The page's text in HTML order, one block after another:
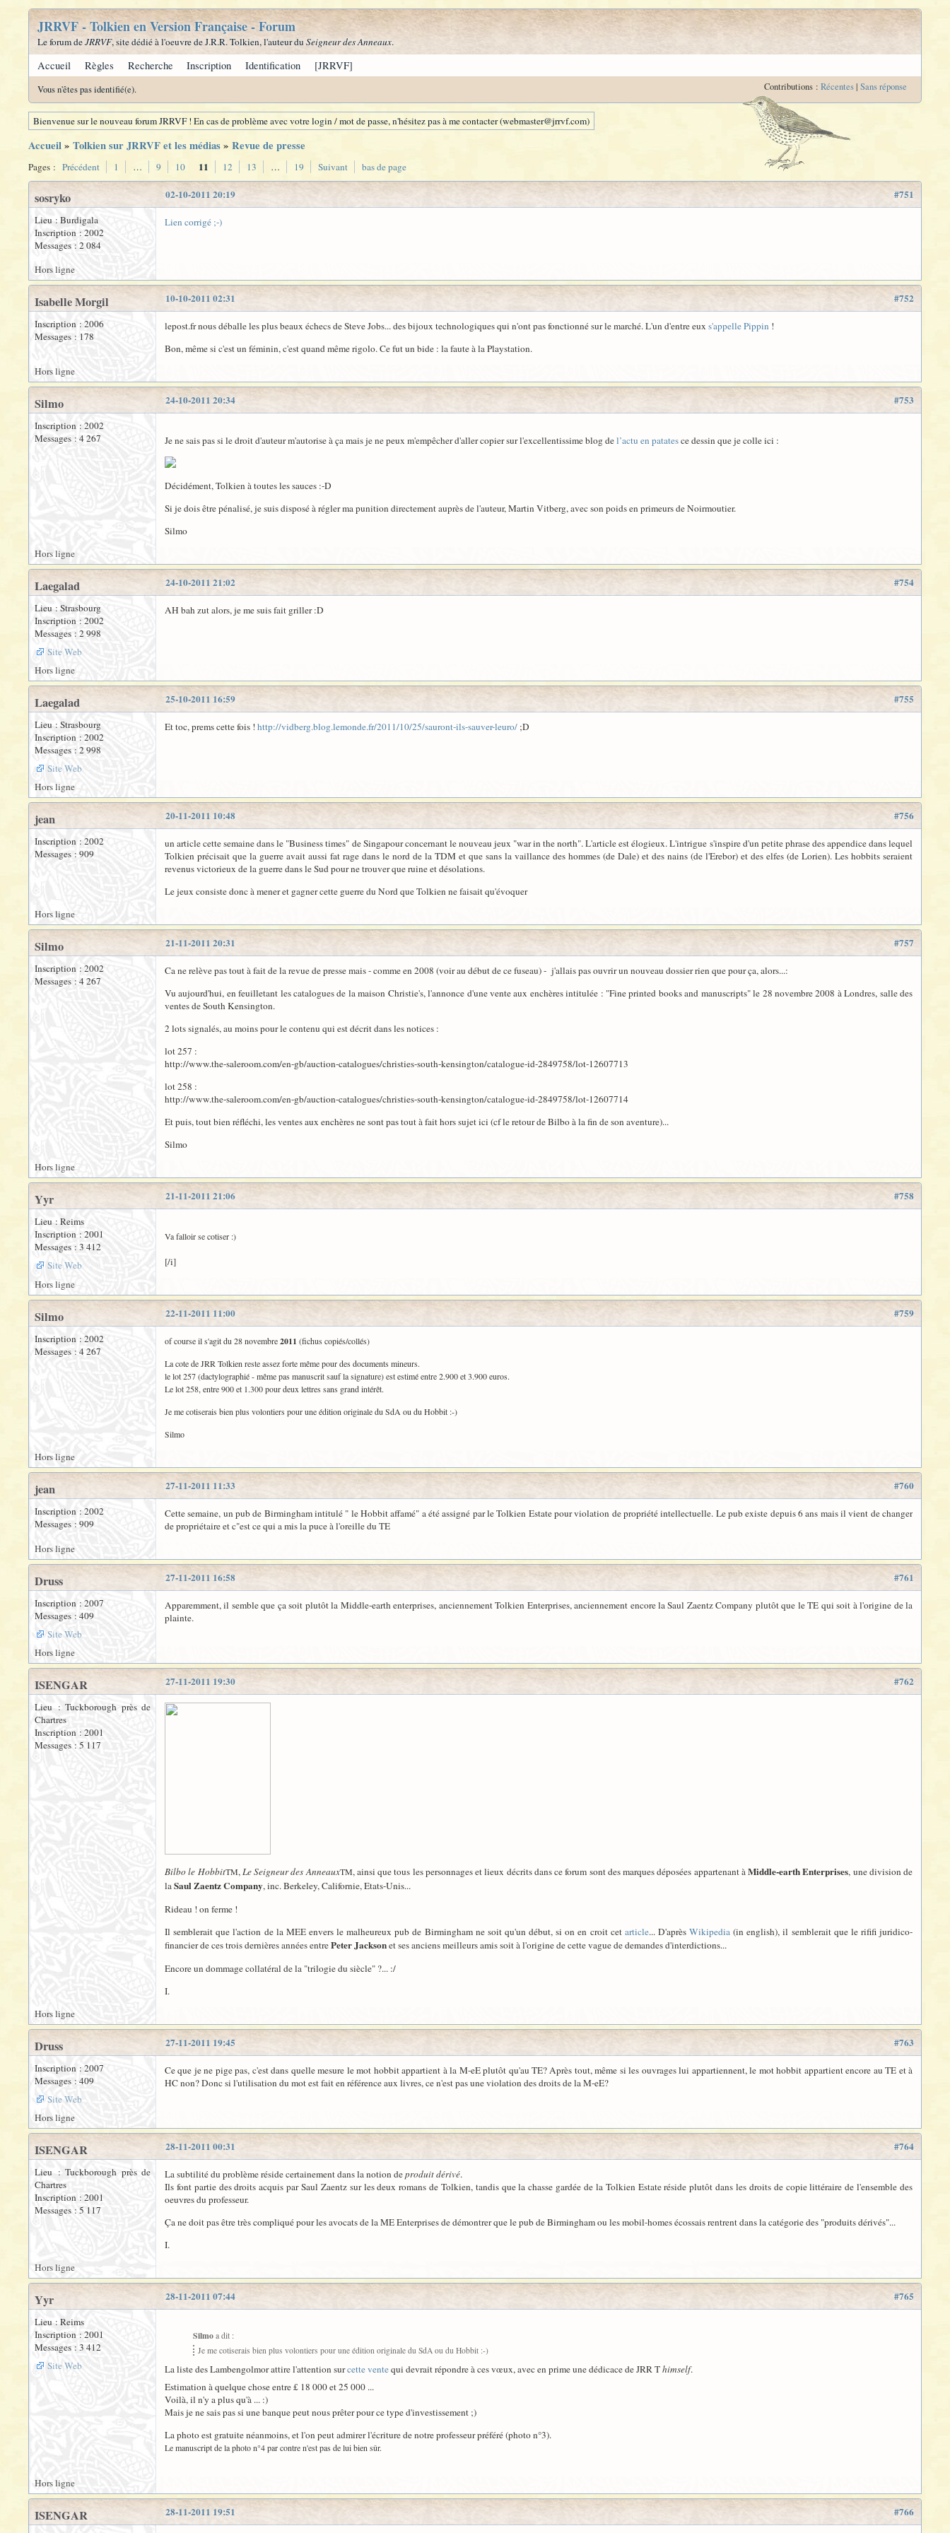
JRRVF - Tolkien en Version Française - Forum
Le forum deJRRVF, site dédié à l'oeuvre de J.R.R. Tolkien, l'auteur du Seigneur des Anneaux.
Accueil Règles Recherche Inscription Identification [JRRVF]
Vous n'êtes pas identifié(e). Contributions : Récentes| Sans réponse
Bienvenue sur le nouveau forum JRRVF ! En cas de problème avec votre login / mot de passe, n'hésitez pas à me contacter (webmaster@jrrvf.com)
Accueil» Tolkien sur JRRVF et les médias» Revue de presse
Pages : Précédent 1 … 9 10 11 12 13 … 19 Suivant bas de page
#751
02-10-2011 20:19
sosryko
Lieu : Burdigala
Inscription : 2002
Messages : 2 084
Lien corrigé ;-)
Hors ligne
#752
10-10-2011 02:31
Isabelle Morgil
Inscription : 2006
Messages : 178
lepost.fr nous déballe les plus beaux échecs de Steve Jobs... des bijoux technologiques qui n'ont pas fonctionné sur le marché. L'un d'entre eux s'appelle Pippin !
Bon, même si c'est un féminin, c'est quand même rigolo. Ce fut un bide : la faute à la Playstation.
Hors ligne
#753
24-10-2011 20:34
Silmo
Inscription : 2002
Messages : 4 267
Je ne sais pas si le droit d'auteur m'autorise à ça mais je ne peux m'empêcher d'aller copier sur l'excellentissime blog del’actu en patatesce dessin que je colle ici :
Décidément, Tolkien à toutes les sauces :-D
Si je dois être pénalisé, je suis disposé à régler ma punition directement auprès de l'auteur, Martin Vitberg, avec son poids en primeurs de Noirmoutier.
Silmo
Hors ligne
#754
24-10-2011 21:02
Laegalad
Lieu : Strasbourg
Inscription : 2002
Messages : 2 998
Site Web
AH bah zut alors, je me suis fait griller :D
Hors ligne
#755
25-10-2011 16:59
Laegalad
Lieu : Strasbourg
Inscription : 2002
Messages : 2 998
Site Web
Et toc, prems cette fois ! http://vidberg.blog.lemonde.fr/2011/10/25/sauront-ils-sauver-leuro/ ;D
Hors ligne
#756
20-11-2011 10:48
jean
Inscription : 2002
Messages : 909
un article cette semaine dans le "Business times" de Singapour concernant le nouveau jeux "war in the north". L'article est élogieux. L'intrigue s'inspire d'un petite phrase des appendice dans lequel
Tolkien précisait que la guerre avait aussi fat rage dans le nord de la TDM et que sans la vaillance des hommes (de Dale) et des nains (de l'Erebor) et des elfes (de Lorien). Les hobbits seraient
revenus victorieux de la guerre dans le Sud pour ne trouver que ruine et désolations.
Le jeux consiste donc à mener et gagner cette guerre du Nord que Tolkien ne faisait qu'évoquer
Hors ligne
#757
21-11-2011 20:31
Silmo
Inscription : 2002
Messages : 4 267
Ca ne relève pas tout à fait de la revue de presse mais - comme en 2008 (voir au début de ce fuseau) - j'allais pas ouvrir un nouveau dossier rien que pour ça, alors...:
Vu aujourd'hui, en feuilletant les catalogues de la maison Christie's, l'annonce d'une vente aux enchères intitulée : "Fine printed books and manuscripts" le 28 novembre 2008 à Londres, salle des
ventes de South Kensington.
2 lots signalés, au moins pour le contenu qui est décrit dans les notices :
lot 257 :
http://www.the-saleroom.com/en-gb/auction-catalogues/christies-south-kensington/catalogue-id-2849758/lot-12607713
lot 258 :
http://www.the-saleroom.com/en-gb/auction-catalogues/christies-south-kensington/catalogue-id-2849758/lot-12607714
Et puis, tout bien réfléchi, les ventes aux enchères ne sont pas tout à fait hors sujet ici (cf le retour de Bilbo à la fin de son aventure)...
Silmo
Hors ligne
#758
21-11-2011 21:06
Yyr
Lieu : Reims
Inscription : 2001
Messages : 3 412
Site Web
Va falloir se cotiser :)
[/i]
Hors ligne
#759
22-11-2011 11:00
Silmo
Inscription : 2002
Messages : 4 267
of course il s'agit du 28 novembre2011 (fichus copiés/collés)
La cote de JRR Tolkien reste assez forte même pour des documents mineurs.
le lot 257 (dactylographié - même pas manuscrit sauf la signature) est estimé entre 2.900 et 3.900 euros.
Le lot 258, entre 900 et 1.300 pour deux lettres sans grand intérêt.
Je me cotiserais bien plus volontiers pour une édition originale du SdA ou du Hobbit :-)
Silmo
Hors ligne
#760
27-11-2011 11:33
jean
Inscription : 2002
Messages : 909
Cette semaine, un pub de Birmingham intitulé " le Hobbit affamé" a été assigné par le Tolkien Estate pour violation de propriété intellectuelle. Le pub existe depuis 6 ans mais il vient de changer
de propriétaire et c"est ce qui a mis la puce à l'oreille du TE
Hors ligne
#761
27-11-2011 16:58
Druss
Inscription : 2007
Messages : 409
Site Web
Apparemment, il semble que ça soit plutôt la Middle-earth enterprises, anciennement Tolkien Enterprises, anciennement encore la Saul Zaentz Company plutôt que le TE qui soit à l'origine de la
plainte.
Hors ligne
#762
27-11-2011 19:30
ISENGAR
Lieu : Tuckborough près de
Chartres
Inscription : 2001
Messages : 5 117
Bilbo le HobbitTM,Le Seigneur des AnneauxTM, ainsi que tous les personnages et lieux décrits dans ce forum sont des marques déposées appartenant àMiddle-earth Enterprises, une division de
laSaul Zaentz Company, inc. Berkeley, Californie, Etats-Unis...
Rideau ! on ferme !
Il semblerait que l'action de la MEE envers le malheureux pub de Birmingham ne soit qu'un début, si on en croit cet article... D'après Wikipedia (in english), il semblerait que le rififi juridico-
financier de ces trois dernières années entrePeter Jacksonet ses anciens meilleurs amis soit à l'origine de cette vague de demandes d'interdictions...
Encore un dommage collatéral de la "trilogie du siècle" ?... :/
I.
Hors ligne
#763
27-11-2011 19:45
Druss
Inscription : 2007
Messages : 409
Site Web
Ce que je ne pige pas, c'est dans quelle mesure le mot hobbit appartient à la M-eE plutôt qu'au TE? Après tout, même si les ouvrages lui appartiennent, le mot hobbit appartient encore au TE et à
HC non? Donc si l'utilisation du mot est fait en référence aux livres, ce n'est pas une violation des droits de la M-eE?
Hors ligne
#764
28-11-2011 00:31
ISENGAR
Lieu : Tuckborough près de
Chartres
Inscription : 2001
Messages : 5 117
La subtilité du problème réside certainement dans la notion deproduit dérivé.
Ils font partie des droits acquis par Saul Zaentz sur les deux romans de Tolkien, tandis que la chasse gardée de la Tolkien Estate réside plutôt dans les droits de copie littéraire de l'ensemble des
oeuvres du professeur.
Ça ne doit pas être très compliqué pour les avocats de la ME Enterprises de démontrer que le pub de Birmingham ou les mobil-homes écossais rentrent dans la catégorie des "produits dérivés"...
I.
Hors ligne
#765
28-11-2011 07:44
Yyr
Lieu : Reims
Inscription : 2001
Messages : 3 412
Site Web
Silmoa dit :
Je me cotiserais bien plus volontiers pour une édition originale du SdA ou du Hobbit :-)
La liste des Lambengolmor attire l'attention surcette ventequi devrait répondre à ces vœux, avec en prime une dédicace de JRR Thimself.
Estimation à quelque chose entre £ 18 000 et 25 000 ...
Voilà, il n'y a plus qu'à ... :)
Mais je ne sais pas si une banque peut nous prêter pour ce type d'investissement ;)
La photo est gratuite néanmoins, et l'on peut admirer l'écriture de notre professeur préféré (photo n°3).
Le manuscript de la photo n°4 par contre n'est pas de lui bien sûr.
Hors ligne
#766
28-11-2011 19:51
ISENGAR